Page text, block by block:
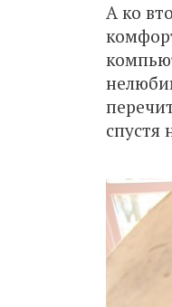
А ко
спустя